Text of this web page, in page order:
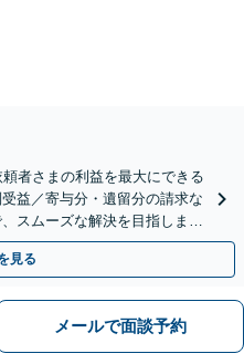
者さまの利益を最大にできる
益／寄与分・遺留分の請求な
スムーズな解決を目指しま
無料】
見る
メールで面談予約